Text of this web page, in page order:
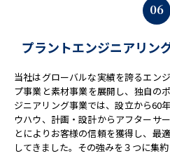
06
プラントエンジニアリン
当社はグローバルな実績を誇るエン
プ事業と素材事業を展開し、独自の
ジニアリング事業では、設立から60
ウハウ、計画・設計からアフターサ
とによりお客様の信頼を獲得し、最
してきました。その強みを３つに集約